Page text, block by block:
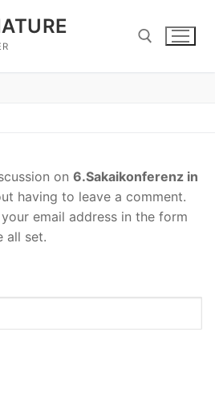
on 6.Sakaikonferenz in
having to leave a comment.
email address in the form
all set.